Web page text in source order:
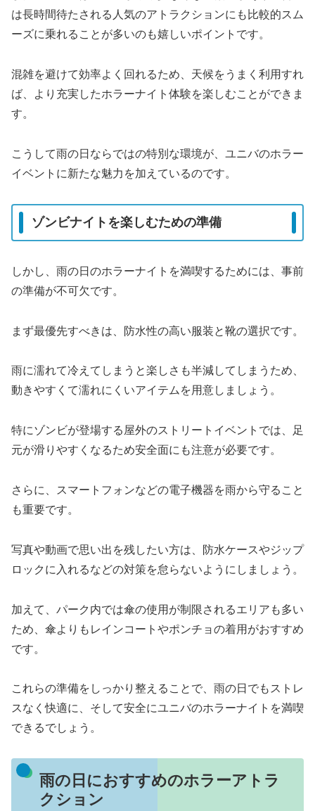
は長時間待たされる人気のアトラクションにも比較的スム
ーズに乗れることが多いのも嬉しいポイントです。
混雑を避けて効率よく回れるため、天候をうまく利用すれ
ば、より充実したホラーナイト体験を楽しむことができま
す。
こうして雨の日ならではの特別な環境が、ユニバのホラー
イベントに新たな魅力を加えているのです。
ゾンビナイトを楽しむための準備
しかし、雨の日のホラーナイトを満喫するためには、事前
の準備が不可欠です。
まず最優先すべきは、防水性の高い服装と靴の選択です。
雨に濡れて冷えてしまうと楽しさも半減してしまうため、
動きやすくて濡れにくいアイテムを用意しましょう。
特にゾンビが登場する屋外のストリートイベントでは、足
元が滑りやすくなるため安全面にも注意が必要です。
さらに、スマートフォンなどの電子機器を雨から守ること
も重要です。
写真や動画で思い出を残したい方は、防水ケースやジップ
ロックに入れるなどの対策を怠らないようにしましょう。
加えて、パーク内では傘の使用が制限されるエリアも多い
ため、傘よりもレインコートやポンチョの着用がおすすめ
です。
これらの準備をしっかり整えることで、雨の日でもストレ
スなく快適に、そして安全にユニバのホラーナイトを満喫
できるでしょう。
雨の日におすすめのホラーアトラ
クション